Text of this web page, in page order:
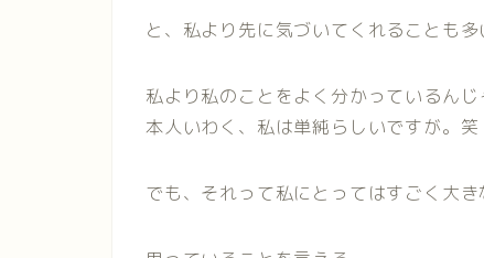
と、私より先に気づいてくれることも多
私より私のことをよく分かっているんじ
本人いわく、私は単純らしいですが。笑
でも、それって私にとってはすごく大き